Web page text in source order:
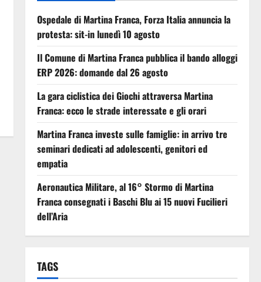
Ospedale di Martina Franca, Forza Italia annuncia la
protesta: sit-in lunedì 10 agosto
Il Comune di Martina Franca pubblica il bando alloggi
ERP 2026: domande dal 26 agosto
La gara ciclistica dei Giochi attraversa Martina
Franca: ecco le strade interessate e gli orari
Martina Franca investe sulle famiglie: in arrivo tre
seminari dedicati ad adolescenti, genitori ed
empatia
Aeronautica Militare, al 16° Stormo di Martina
Franca consegnati i Baschi Blu ai 15 nuovi Fucilieri
dell’Aria
TAGS